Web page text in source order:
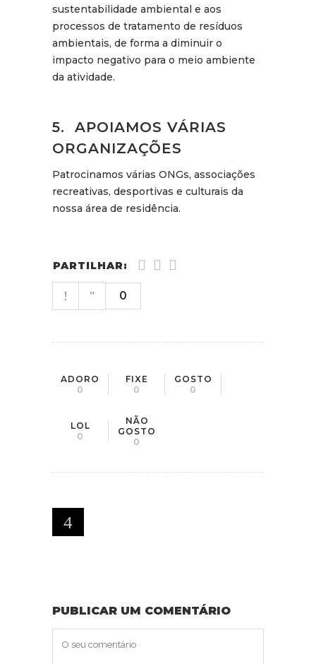
sustentabilidade ambiental e aos
processos de tratamento de resíduos
ambientais, de forma a diminuir o
impacto negativo para o meio ambiente
da atividade.
5. APOIAMOS VÁRIAS
ORGANIZAÇÕES
Patrocinamos várias ONGs, associações
recreativas, desportivas e culturais da
nossa área de residência.
PARTILHAR:
0
ADORO
0
FIXE
0
GOSTO
0
LOL
0
NÃO
GOSTO
0
PUBLICAR UM COMENTÁRIO